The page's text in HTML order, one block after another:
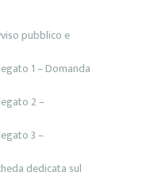
pubblico e
1 – Domanda
2 –
3 –
dedicata sul